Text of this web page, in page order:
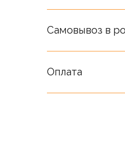
Самовывоз в
Оплата